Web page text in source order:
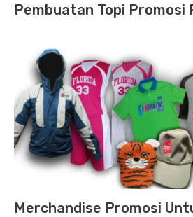
Pembuatan Topi Promosi
Merchandise Promosi